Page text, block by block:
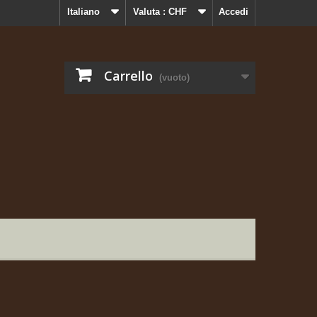
Accedi
Valuta : CHF
Italiano
Carrello (vuoto)